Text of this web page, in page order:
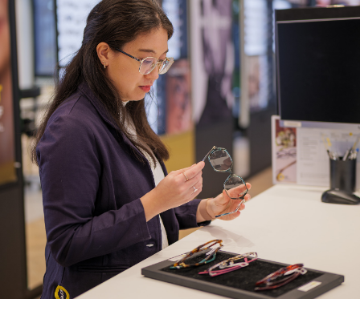
sfeervolle winkeluitstraling;
Je begeleidt collega’s die de
interne en externe vakopleidingen
volgen.